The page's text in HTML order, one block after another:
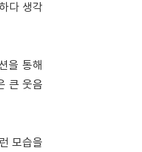
다 생각
을 통해
큰 웃음
모습을